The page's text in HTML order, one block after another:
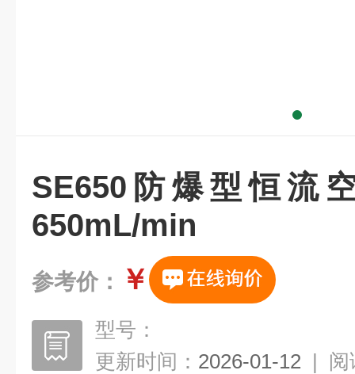
SE650防爆型恒流
650mL/min
参考价： ￥
型号：
更新时间： 2026-01-12 | 阅